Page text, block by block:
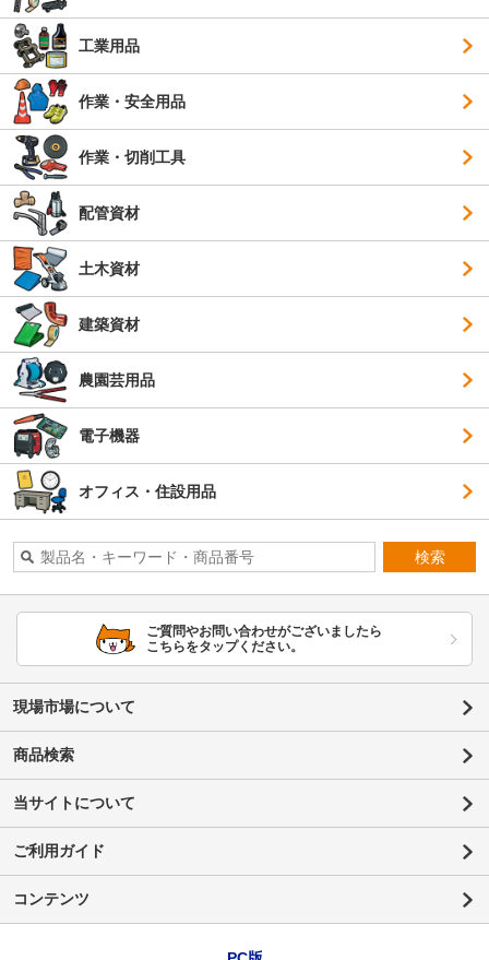
工業用品
作業・安全用品
作業・切削工具
配管資材
土木資材
建築資材
農園芸用品
電子機器
オフィス・住設用品
検索
ご質問やお問い合わせがございましたら
こちらをタップください。
現場市場について
商品検索
当サイトについて
ご利用ガイド
コンテンツ